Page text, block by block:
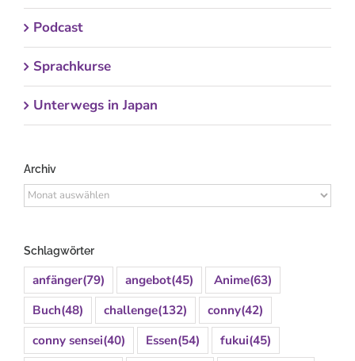
Podcast
Sprachkurse
Unterwegs in Japan
Archiv
Archiv
Schlagwörter
anfänger(79) angebot(45) Anime(63)
Buch(48) challenge(132) conny(42)
conny sensei(40) Essen(54) fukui(45)